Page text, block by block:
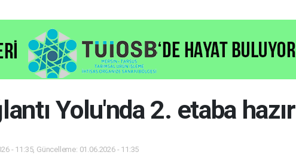
Yolu'nda 2. etaba
- 11:35, Güncelleme: 01.06.2026 - 11:35